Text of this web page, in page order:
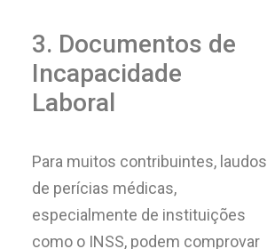
3. Documentos de
Incapacidade
Laboral
Para muitos contribuintes, laudos
de perícias médicas,
especialmente de instituições
como o INSS, podem comprovar